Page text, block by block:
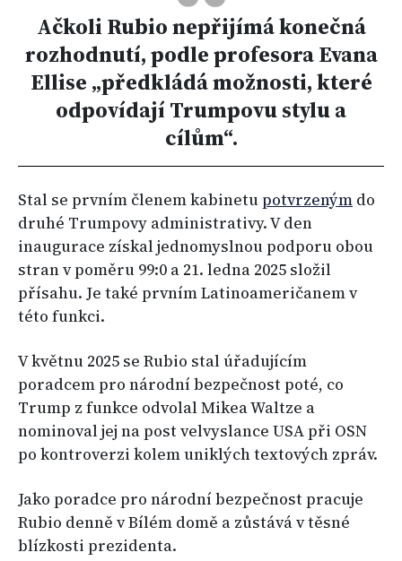
Ačkoli Rubio nepřijímá konečná
rozhodnutí, podle profesora Evana
Ellise „předkládá možnosti, které
odpovídají Trumpovu stylu a
cílům“.
Stal se prvním členem kabinetupotvrzeným do
druhé Trumpovy administrativy. V den
inaugurace získal jednomyslnou podporu obou
stran v poměru 99:0 a 21. ledna 2025 složil
přísahu. Je také prvním Latinoameričanem v
této funkci.
V květnu 2025 se Rubio stal úřadujícím
poradcem pro národní bezpečnost poté, co
Trump z funkce odvolal Mikea Waltze a
nominoval jej na post velvyslance USA při OSN
po kontroverzi kolem uniklých textových zpráv.
Jako poradce pro národní bezpečnost pracuje
Rubio denně v Bílém domě a zůstává v těsné
blízkosti prezidenta.